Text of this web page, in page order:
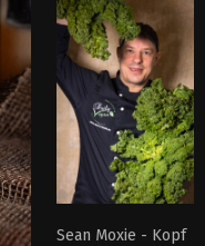
Sean Moxie - Kopf